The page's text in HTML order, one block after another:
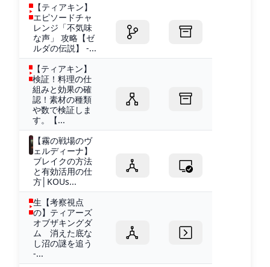
【ティアキン】
エピソードチャ
レンジ「不気味
な声」 攻略【ゼ
ルダの伝説】 -...
【ティアキン】
検証！料理の仕
組みと効果の確
認！素材の種類
や数で検証しま
す。【...
【霧の戦場のヴ
ェルディーナ】
ブレイクの方法
と有効活用の仕
方│KOUs...
生【考察視点
の】ティアーズ
オブザキングダ
ム 消えた底な
し沼の謎を追う
-...